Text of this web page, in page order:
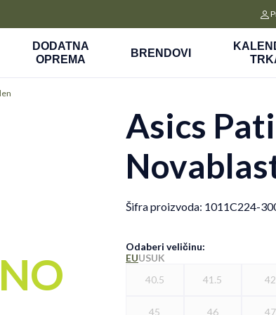
DODATNA
OPREMA
BRENDOVI
Asics
Šifra proizvoda: 1011C224-
Odaberi veličinu:
EUUSUK
40.5 41.5 42
45 46 47